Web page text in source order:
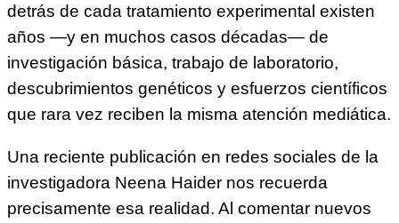
detrás de cada tratamiento experimental existen
años —y en muchos casos décadas— de
investigación básica, trabajo de laboratorio,
descubrimientos genéticos y esfuerzos científicos
que rara vez reciben la misma atención mediática.
Una reciente publicación en redes sociales de la
investigadora Neena Haider nos recuerda
precisamente esa realidad. Al comentar nuevos